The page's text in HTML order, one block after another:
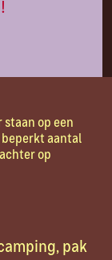
op een
beperkt aantal
op
pak